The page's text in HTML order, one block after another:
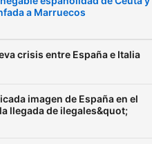
a Marruecos
crisis entre España e Italia
imagen de España en el
llegada de ilegales&quot;